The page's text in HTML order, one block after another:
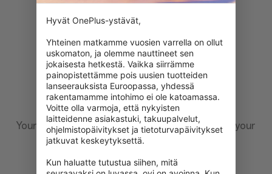
Your feedback is important to us, please share your
comments after you receive your device.
Hyvät OnePlus-ystävät,
Yhteinen matkamme vuosien varrella on ollut
uskomaton, ja olemme nauttineet sen
jokaisesta hetkestä. Vaikka siirrämme
painopistettämme pois uusien tuotteiden
lanseerauksista Euroopassa, yhdessä
rakentamamme intohimo ei ole katoamassa.
Voitte olla varmoja, että nykyisten
laitteidenne asiakastuki, takuupalvelut,
ohjelmistopäivitykset ja tietoturvapäivitykset
jatkuvat keskeytyksettä.
Kun haluatte tutustua siihen, mitä